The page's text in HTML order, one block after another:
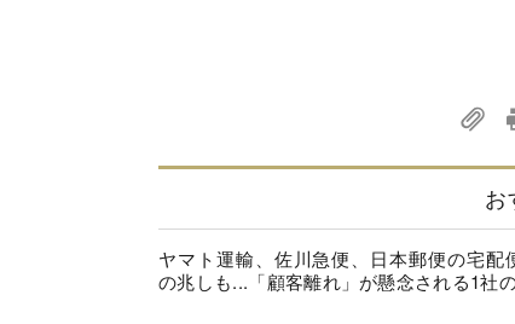
お
ヤマト運輸、佐川急便、日本郵便の宅配
の兆しも...「顧客離れ」が懸念される1社